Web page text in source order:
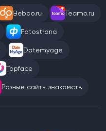
Beboo.ru Teamo.ru
Fotostrana
Datemyage
Topface
Разные сайты знакомств